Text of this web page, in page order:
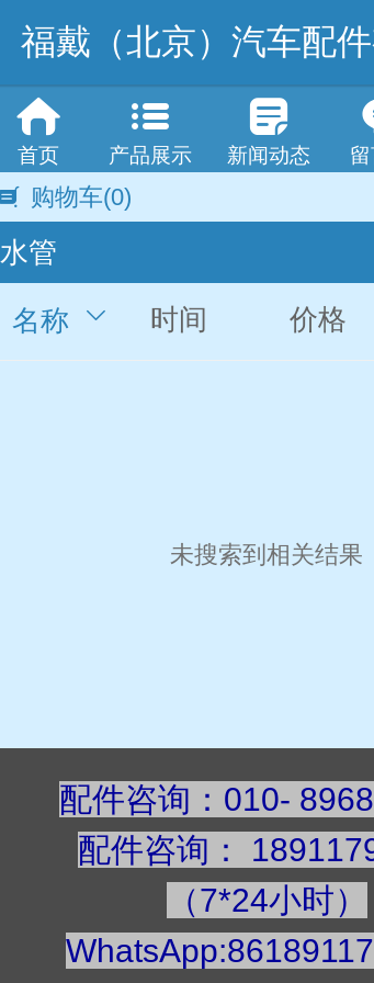
福戴（北京）汽车配
首页 产品展示 新闻动态
购物车(0)
水管
名称 时间 价格
未搜索到相关结果
配件咨询：010-
配件咨询 ：
（7*24小时）